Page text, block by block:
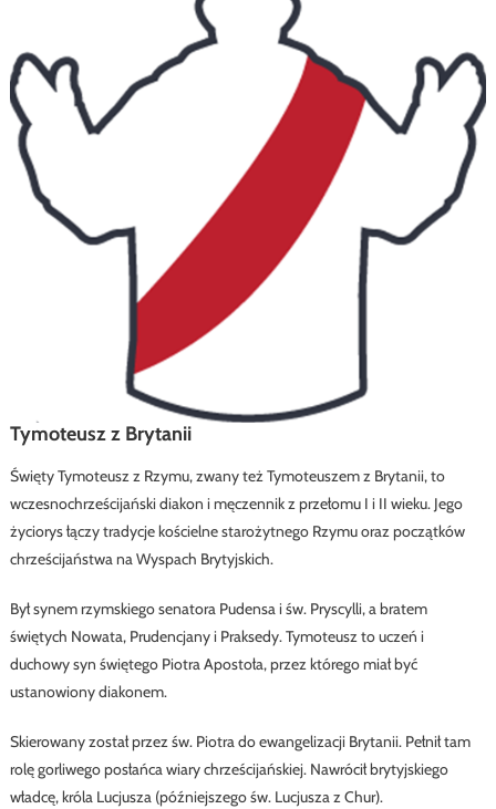
Tymoteusz z Brytanii
Święty Tymoteusz z Rzymu, zwany też Tymoteuszem z Brytanii, to
wczesnochrześcijański diakon i męczennik z przełomu I i II wieku. Jego
życiorys łączy tradycje kościelne starożytnego Rzymu oraz początków
chrześcijaństwa na Wyspach Brytyjskich.
Był synem rzymskiego senatora Pudensa i św. Pryscylli, a bratem
świętych Nowata, Prudencjany i Praksedy. Tymoteusz to uczeń i
duchowy syn świętego Piotra Apostoła, przez którego miał być
ustanowiony diakonem.
Skierowany został przez św. Piotra do ewangelizacji Brytanii. Pełnił tam
rolę gorliwego posłańca wiary chrześcijańskiej. Nawrócił brytyjskiego
władcę, króla Lucjusza (późniejszego św. Lucjusza z Chur).